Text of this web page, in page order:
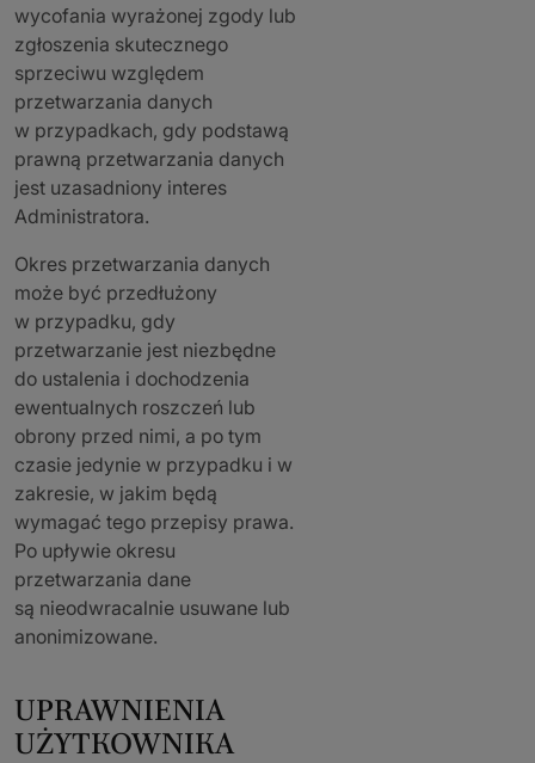
wycofania wyrażonej zgody lub
zgłoszenia skutecznego
sprzeciwu względem
przetwarzania danych
w przypadkach, gdy podstawą
prawną przetwarzania danych
jest uzasadniony interes
Administratora.
Okres przetwarzania danych
może być przedłużony
w przypadku, gdy
przetwarzanie jest niezbędne
do ustalenia i dochodzenia
ewentualnych roszczeń lub
obrony przed nimi, a po tym
czasie jedynie w przypadku i w
zakresie, w jakim będą
wymagać tego przepisy prawa.
Po upływie okresu
przetwarzania dane
są nieodwracalnie usuwane lub
anonimizowane.
UPRAWNIENIA
UŻYTKOWNIKA